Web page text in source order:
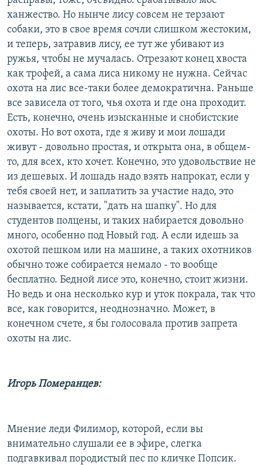
ханжество. Но нынче лису совсем не терзают
собаки, это в свое время сочли слишком жестоким,
и теперь, затравив лису, ее тут же убивают из
ружья, чтобы не мучалась. Отрезают конец хвоста
как трофей, а сама лиса никому не нужна. Сейчас
охота на лис все-таки более демократична. Раньше
все зависела от того, чья охота и где она проходит.
Есть, конечно, очень изысканные и снобистские
охоты. Но вот охота, где я живу и мои лошади
живут - довольно простая, и открыта она, в общем-
то, для всех, кто хочет. Конечно, это удовольствие не
из дешевых. И лошадь надо взять напрокат, если у
тебя своей нет, и заплатить за участие надо, это
называется, кстати, "дать на шапку". Но для
студентов полцены, и таких набирается довольно
много, особенно под Новый год. А если идешь за
охотой пешком или на машине, а таких охотников
обычно тоже собирается немало - то вообще
бесплатно. Бедной лисе это, конечно, стоит жизни.
Но ведь и она несколько кур и уток покрала, так что
все, как говорится, неоднозначно. Может, в
конечном счете, я бы голосовала против запрета
охоты на лис.
Игорь Померанцев:
Мнение леди Филимор, которой, если вы
внимательно слушали ее в эфире, слегка
подгавкивал породистый пес по кличке Попсик.